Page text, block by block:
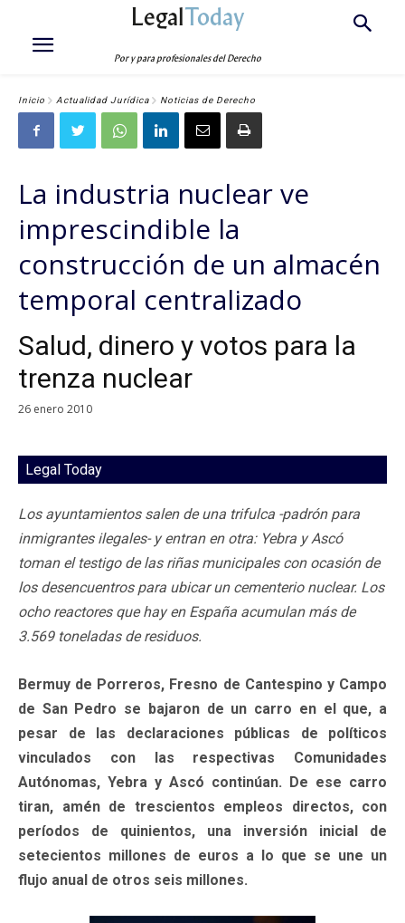
LegalToday
Por y para profesionales del Derecho
Inicio Actualidad Jurídica Noticias de Derecho
La industria nuclear ve
imprescindible la
construcción de un almacén
temporal centralizado
Salud, dinero y votos para la
trenza nuclear
26 enero 2010
Legal Today
Los ayuntamientos salen de una trifulca -padrón para
inmigrantes ilegales- y entran en otra: Yebra y Ascó
toman el testigo de las riñas municipales con ocasión de
los desencuentros para ubicar un cementerio nuclear. Los
ocho reactores que hay en España acumulan más de
3.569 toneladas de residuos.
Bermuy de Porreros, Fresno de Cantespino y Campo
de San Pedro se bajaron de un carro en el que, a
pesar de las declaraciones públicas de políticos
vinculados con las respectivas Comunidades
Autónomas, Yebra y Ascó continúan. De ese carro
tiran, amén de trescientos empleos directos, con
períodos de quinientos, una inversión inicial de
setecientos millones de euros a lo que se une un
flujo anual de otros seis millones.